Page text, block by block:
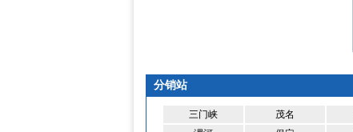
分销站
三门峡 茂名